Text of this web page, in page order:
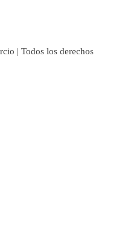
| Todos los derechos